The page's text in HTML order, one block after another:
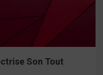
Son Tout